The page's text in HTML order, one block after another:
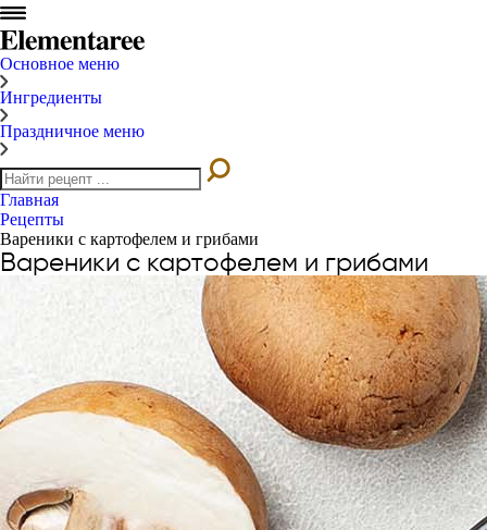
Основное меню
Ингредиенты
Праздничное меню
Главная
Рецепты
Вареники с картофелем и грибами
Вареники с картофелем и грибами